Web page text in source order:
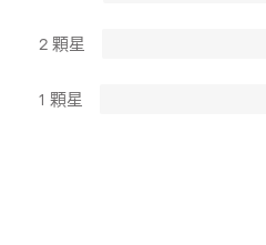
2 顆星
1 顆星